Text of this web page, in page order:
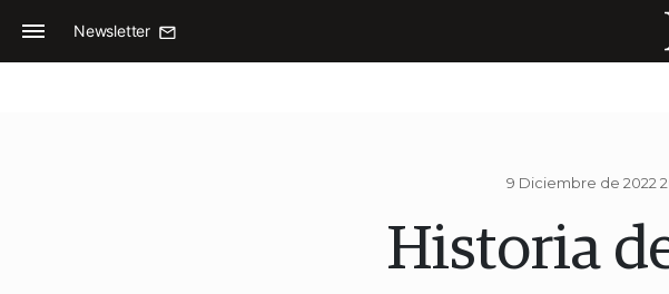
Newsletter
9 Diciembre de 2022
Historia